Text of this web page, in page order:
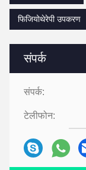
संपर्क
संपर्क:
टेलीफोन:
फिजियोथेरेपी उपकरण